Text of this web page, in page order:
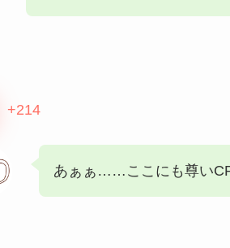
+214
あぁぁ……ここにも尊い